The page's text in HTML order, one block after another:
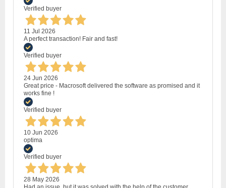
Verified buyer
11 Jul 2026
A perfect transaction! Fair and fast!
Verified buyer
24 Jun 2026
Great price - Macrosoft delivered the software as promised and it
works fine !
Verified buyer
10 Jun 2026
optima
Verified buyer
28 May 2026